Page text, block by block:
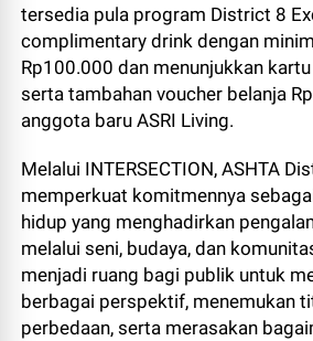
tersedia pula program District 8
complimentary drink dengan
Rp100.000 dan menunjukkan
serta tambahan voucher belanja
anggota baru ASRI Living.
Melalui INTERSECTION, ASHTA
memperkuat komitmennya
hidup yang menghadirkan
melalui seni, budaya, dan
menjadi ruang bagi publik untuk
berbagai perspektif, menemukan
perbedaan, serta merasakan